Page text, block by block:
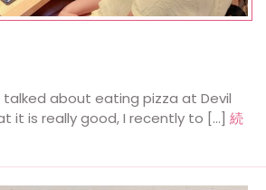
talked about eating pizza at Devil
it is really good, I recently to […] 続